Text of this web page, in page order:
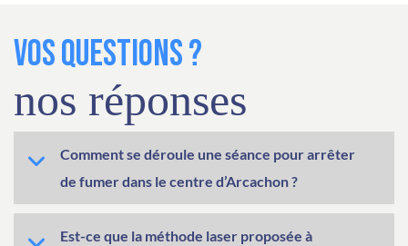
VOS QUESTIONS ?
nos réponses
Comment se déroule une séance pour arrêter
de fumer dans le centre d’Arcachon ?
Est-ce que la méthode laser proposée à